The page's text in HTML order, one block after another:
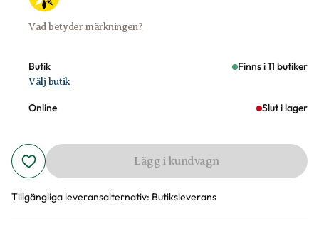
Vad betyder märkningen?
Butik Finns i 11 butiker
Välj butik
Online Slut i lager
Lägg i kundvagn
Tillgängliga leveransalternativ: Butiksleverans